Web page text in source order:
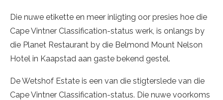
Die nuwe etikette en meer inligting oor presies hoe die
Cape Vintner Classification-status werk, is onlangs by
die Planet Restaurant by die Belmond Mount Nelson
Hotel in Kaapstad aan gaste bekend gestel.
De Wetshof Estate is een van die stigterslede van die
Cape Vintner Classification-status. Die nuwe voorkoms